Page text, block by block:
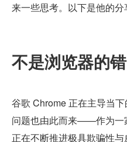
来一些思考。以下是他的分
不是浏览器的错
谷歌 Chrome 正在主导当
问题也由此而来——作为一
正在不断推进极具欺骗性与